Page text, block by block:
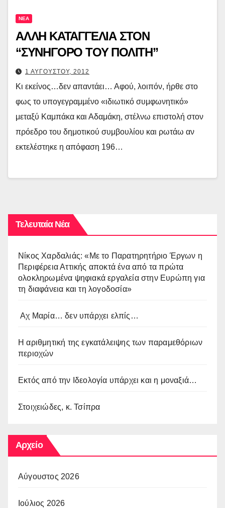
ΝΕΑ
ΑΛΛΗ ΚΑΤΑΓΓΕΛΙΑ ΣΤΟΝ
“ΣΥΝΗΓΟΡΟ ΤΟΥ ΠΟΛΙΤΗ”
1 ΑΥΓΟΥΣΤΟΥ, 2012
Κι εκείνος…δεν απαντάει… Αφού, λοιπόν, ήρθε στο
φως το υπογεγραμμένο «ιδιωτικό συμφωνητικό»
μεταξύ Καμπάκα και Αδαμάκη, στέλνω επιστολή στον
πρόεδρο του δημοτικού συμβουλίου και ρωτάω αν
εκτελέστηκε η απόφαση 196…
Τελευταία Νέα
Νίκος Χαρδαλιάς: «Με το Παρατηρητήριο Έργων η
Περιφέρεια Αττικής αποκτά ένα από τα πρώτα
ολοκληρωμένα ψηφιακά εργαλεία στην Ευρώπη για
τη διαφάνεια και τη λογοδοσία»
Αχ Μαρία… δεν υπάρχει ελπίς…
Η αριθμητική της εγκατάλειψης των παραμεθόριων
περιοχών
Εκτός από την Ιδεολογία υπάρχει και η μοναξιά…
Στοιχειώδες, κ. Τσίπρα
Αρχείο
Αύγουστος 2026
Ιούλιος 2026